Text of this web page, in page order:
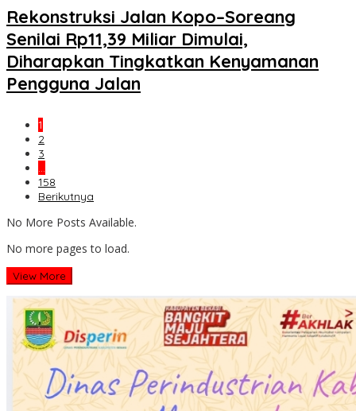
Rekonstruksi Jalan Kopo–Soreang
Senilai Rp11,39 Miliar Dimulai,
Diharapkan Tingkatkan Kenyamanan
Pengguna Jalan
1
2
3
…
158
Berikutnya
No More Posts Available.
No more pages to load.
View More